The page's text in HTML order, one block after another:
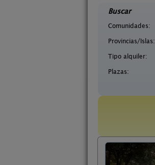
Buscar
Comunidades:
Provincias/Islas:
Tipo alquiler:
Plazas: